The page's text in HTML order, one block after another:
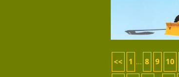
<< 1 ... 8 9 10